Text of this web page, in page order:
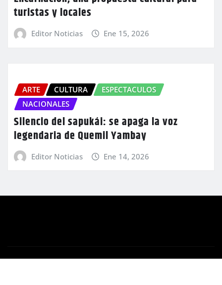
turistas y locales
Editor Noticias Ene 15, 2026
ARTE CULTURA
ESPECTACULOS
NACIONALES
Silencio del sapukái: se apaga la voz
legendaria de Quemil Yambay
Editor Noticias Ene 14, 2026